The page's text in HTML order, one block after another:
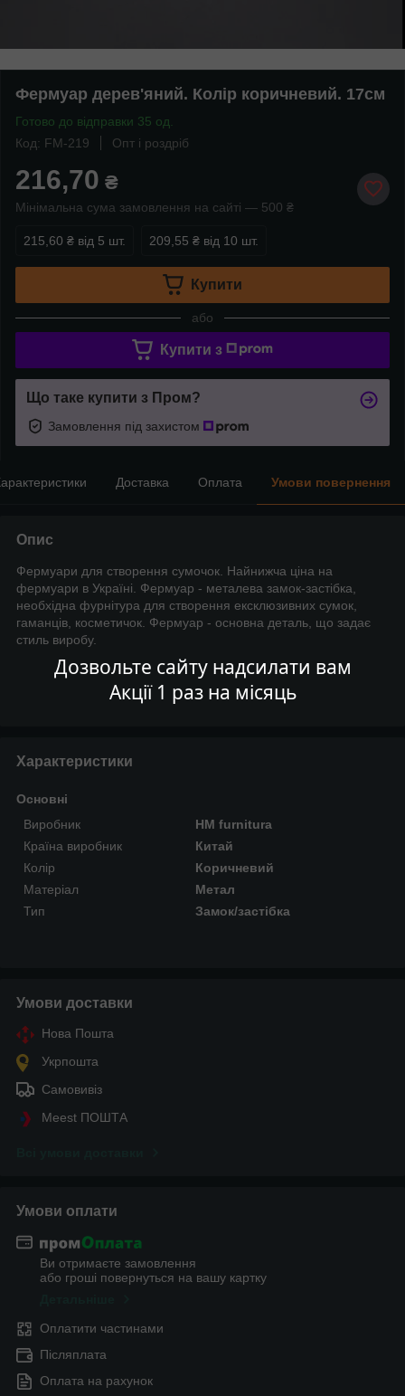
Дозвольте сайту надсилати вам
Акції 1 раз на місяць
Фермуар дерев'яний. Колір коричневий. 17см
Готово до відправки 35 од.
Код: FM-219
Опт і роздріб
216,70 ₴
Мінімальна сума замовлення на сайті — 500 ₴
215,60 ₴ від 5 шт. 209,55 ₴ від 10 шт.
Купити
або
Купити з
Що таке купити з Пром?
Замовлення під захистом
Доставка Оплата Умови повернення
Опис
Фермуари для створення сумочок. Найнижча ціна на
фермуари в Україні. Фермуар - металева замок-застібка,
необхідна фурнітура для створення ексклюзивних сумок,
гаманців, косметичок. Фермуар - основна деталь, що задає
стиль виробу.
Характеристики
Основні
Виробник
HM furnitura
Країна виробник
Китай
Колір
Коричневий
Матеріал
Метал
Тип
Замок/застібка
Умови доставки
Нова Пошта
Укрпошта
Самовивіз
Meest ПОШТА
Умови оплати
Ви отримаєте замовлення
або гроші повернуться на вашу картку
Оплатити частинами
Післяплата
Оплата на рахунок